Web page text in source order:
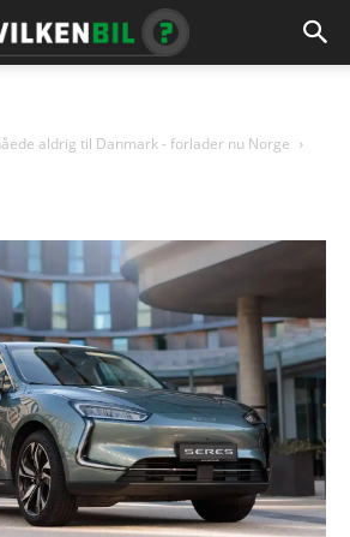
aldrig til Danmark - forlader nu Norge